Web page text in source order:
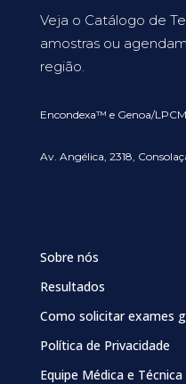
Veja o Catálogo de
amostras ou
região.
Encondexa™ e Genoa/
Av. Angélica, 2318,
Sobre nós
Resultados
Como solicitar exames
Política de Privacidade
Equipe Médica e Técnica